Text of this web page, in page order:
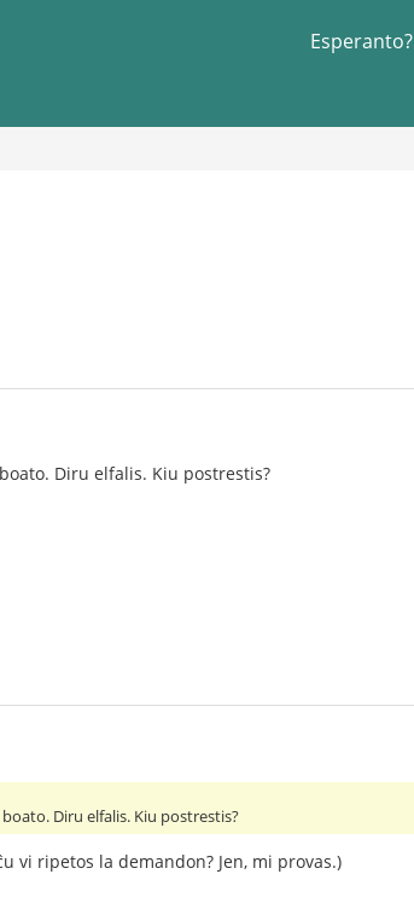
Esperanto?
Diru elfalis. Kiu postrestis?
Diru elfalis. Kiu postrestis?
vi ripetos la demandon? Jen, mi provas.)